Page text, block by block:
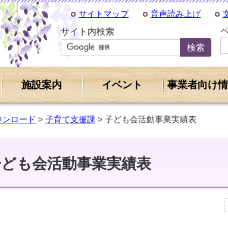
サイトマップ 音声読み上げ
サイト内検索
施設案内 イベント 事業者向け
ロード > 子育て支援課 > 子ども会活動事業実績表
も会活動事業実績表